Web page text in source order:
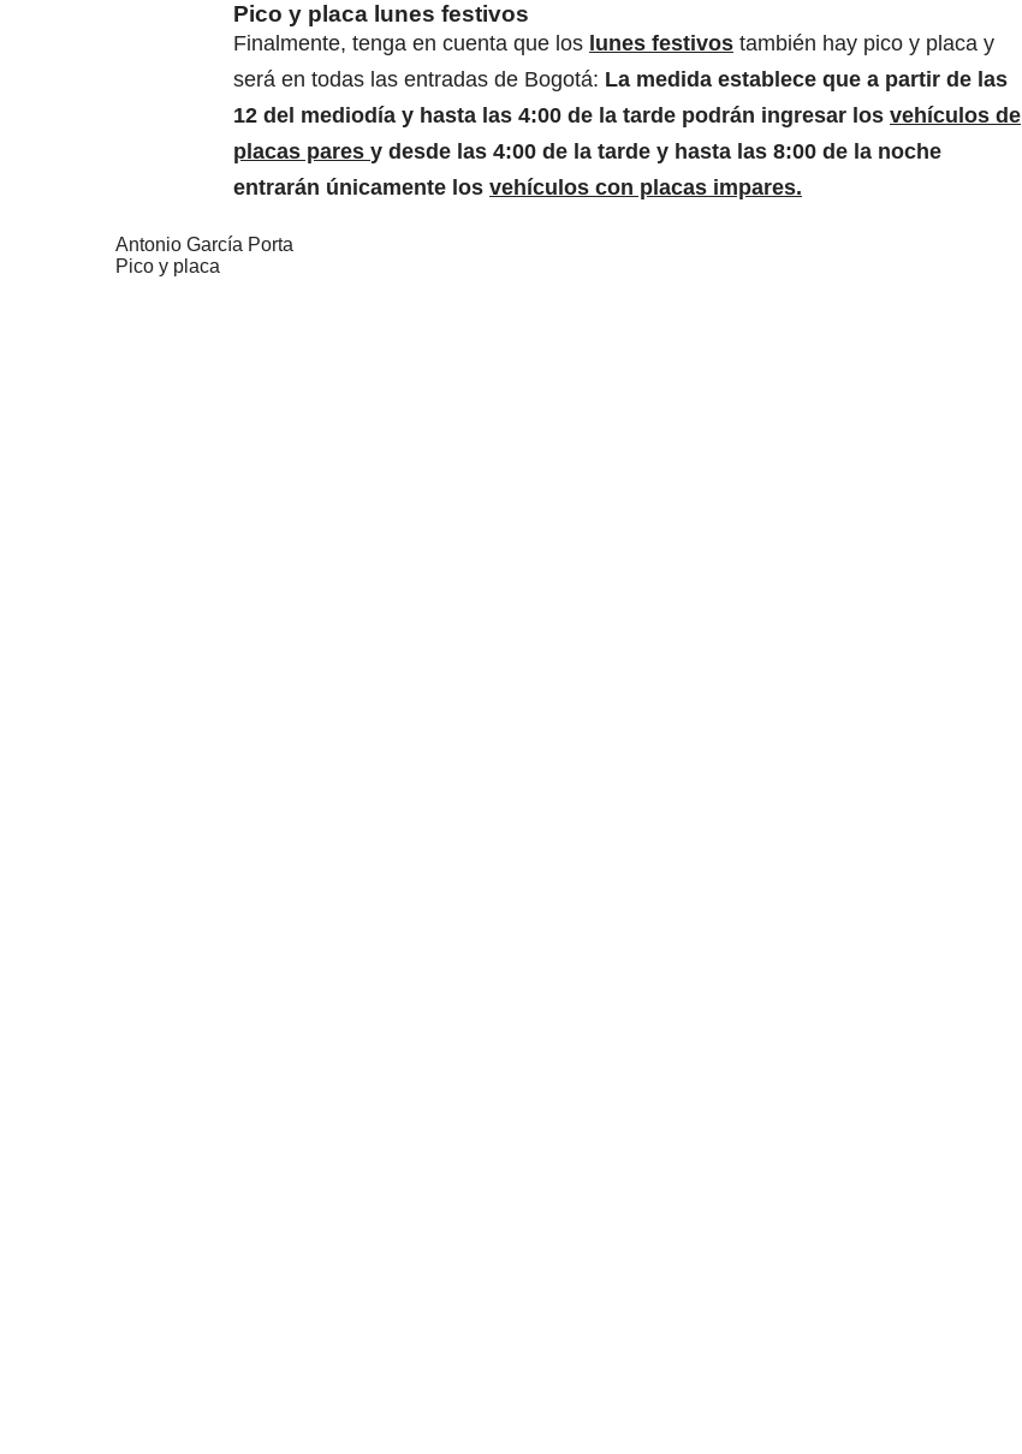
Pico y placa lunes festivos
Finalmente, tenga en cuenta que los lunes festivos también hay pico y placa y
será en todas las entradas de Bogotá: La medida establece que a partir de las
12 del mediodía y hasta las 4:00 de la tarde podrán ingresar los vehículos de
placas pares y desde las 4:00 de la tarde y hasta las 8:00 de la noche
entrarán únicamente los vehículos con placas impares.
Antonio García Porta
Pico y placa